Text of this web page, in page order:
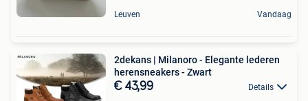
Leuven Vandaag
2dekans | Milanoro - Elegante lederen
herensneakers - Zwart
€ 43,99 Details